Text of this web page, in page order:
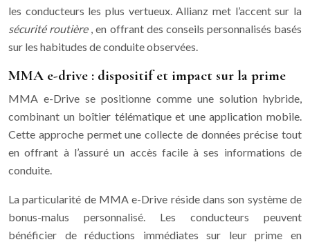
les conducteurs les plus vertueux. Allianz met l’accent sur la
sécurité routière , en offrant des conseils personnalisés basés
sur les habitudes de conduite observées.
MMA e-drive : dispositif et impact sur la prime
MMA e-Drive se positionne comme une solution hybride,
combinant un boîtier télématique et une application mobile.
Cette approche permet une collecte de données précise tout
en offrant à l’assuré un accès facile à ses informations de
conduite.
La particularité de MMA e-Drive réside dans son système de
bonus-malus personnalisé. Les conducteurs peuvent
bénéficier de réductions immédiates sur leur prime en